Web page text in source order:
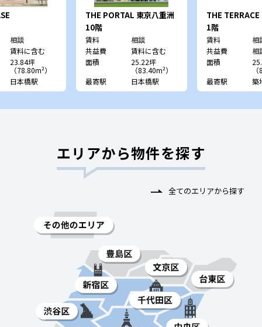
相談
賃料に含む
23.84坪
（78.80m²）
日本橋駅
THE PORTAL 東京八重洲
10階
賃料
相談
共益費
賃料に含む
面積
25.22坪
（83.40m²）
最寄駅
日本橋駅
THE
1階
賃料
相
共益費
相
面積
最寄駅
築
エリアから物件を探す
全てのエリアから探す